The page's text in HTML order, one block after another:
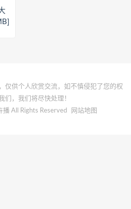
仅供个人欣赏交流，如不慎侵犯了您的权
们，我们将尽快处理！
播 All Rights Reserved 网站地图